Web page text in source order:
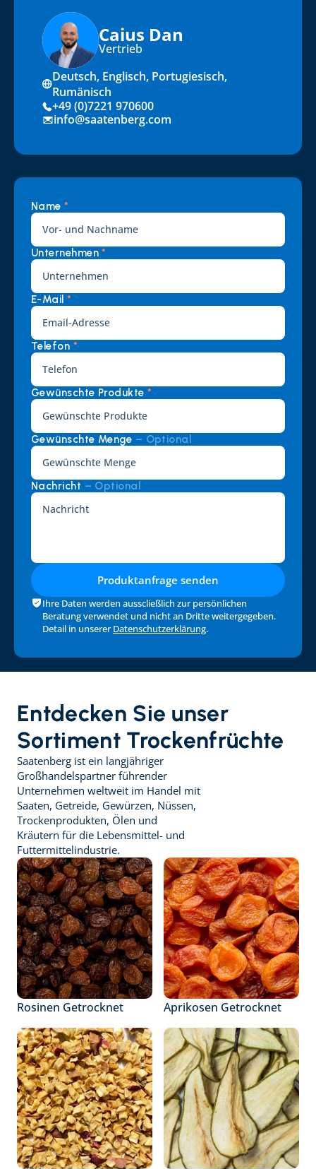
Caius Dan
Vertrieb
Deutsch, Englisch, Portugiesisch,
Rumänisch
+49 (0)7221 970600
info@saatenberg.com
Name *
Unternehmen *
E-Mail *
Telefon *
Gewünschte Produkte *
Gewünschte Menge – Optional
Nachricht – Optional
Produktanfrage senden
Ihre Daten werden ausscließlich zur persönlichen
Beratung verwendet und nicht an Dritte weitergegeben.
Detail in unserer Datenschutzerklärung.
Entdecken Sie unser
Sortiment Trockenfrüchte
Saatenberg ist ein langjähriger
Großhandelspartner führender
Unternehmen weltweit im Handel mit
Saaten, Getreide, Gewürzen, Nüssen,
Trockenprodukten, Ölen und
Kräutern für die Lebensmittel- und
Futtermittelindustrie.
Rosinen Getrocknet Aprikosen Getrocknet